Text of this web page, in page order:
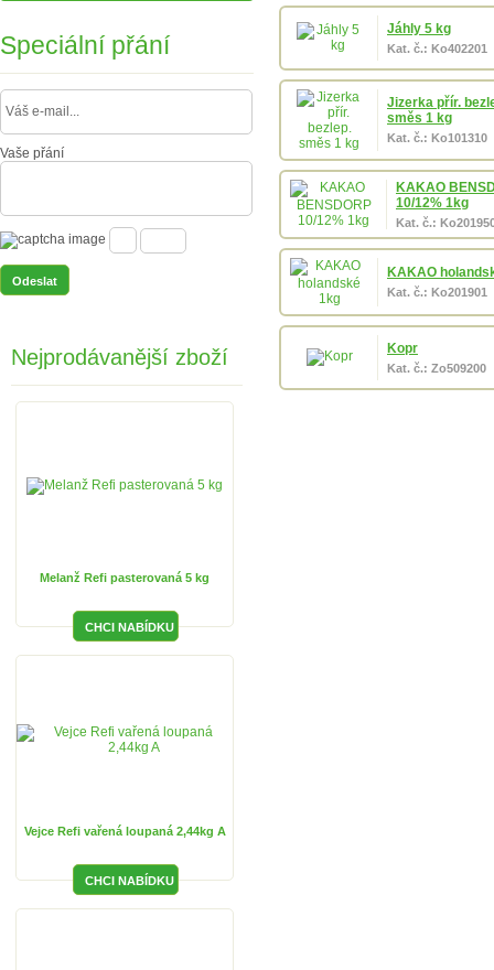
Jáhly 5 kg
Kat. č.: Ko402201
Jizerka přír.
směs 1 kg
Kat. č.: Ko101310
KAKAO
10/12% 1kg
Kat. č.:
KAKAO
Kat. č.: Ko201901
Kopr
Kat. č.: Zo509200
Speciální přání
Vaše přání
Nejprodávanější zboží
Melanž Refi pasterovaná 5 kg
Vejce Refi vařená loupaná 2,44kg A